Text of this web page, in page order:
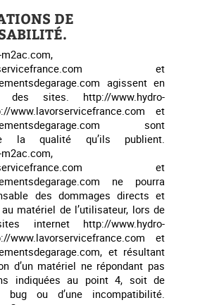
DE
et
agissent en
des sites. http://www.hydro-
www.lavorservicefrance.com et
sont
la qualité qu’ils publient.
et
ne pourra
des dommages directs et
matériel de l’utilisateur, lors de
internet http://www.hydro-
www.lavorservicefrance.com et
et résultant
d’un matériel ne répondant pas
indiquées au point 4, soit de
bug ou d’une incompatibilité.